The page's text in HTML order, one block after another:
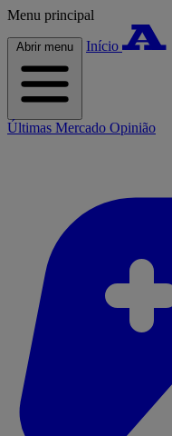
Menu principal
Abrir menu Início
Últimas Mercado Opinião